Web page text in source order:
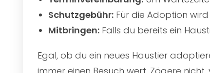
Schutzgebühr: Für die Adoption
Mitbringen: Falls du bereits ein
Egal, ob du ein neues Haustier
immer einen Besuch wert. Zögere